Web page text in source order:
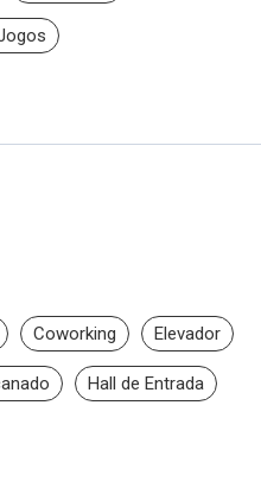
Coworking Elevador
Hall de Entrada